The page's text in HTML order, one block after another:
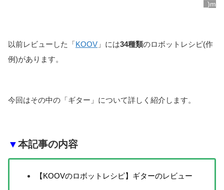
_)m
以前レビューした「KOOV 」には34種類のロボットレシピ(作
例)があります。
今回はその中の「ギター」について詳しく紹介します。
▼本記事の内容
【KOOVのロボットレシピ】ギターのレビュー